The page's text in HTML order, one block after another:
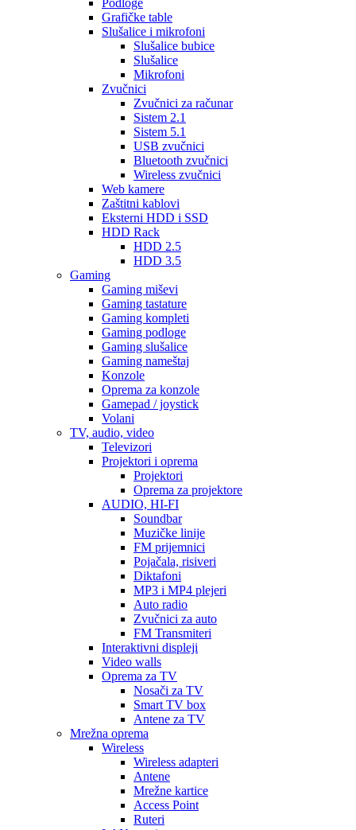
Podloge
Grafičke table
Slušalice i mikrofoni
Slušalice bubice
Slušalice
Mikrofoni
Zvučnici
Zvučnici za računar
Sistem 2.1
Sistem 5.1
USB zvučnici
Bluetooth zvučnici
Wireless zvučnici
Web kamere
Zaštitni kablovi
Eksterni HDD i SSD
HDD Rack
HDD 2.5
HDD 3.5
Gaming
Gaming miševi
Gaming tastature
Gaming kompleti
Gaming podloge
Gaming slušalice
Gaming nameštaj
Konzole
Oprema za konzole
Gamepad / joystick
Volani
TV, audio, video
Televizori
Projektori i oprema
Projektori
Oprema za projektore
AUDIO, HI-FI
Soundbar
Muzičke linije
FM prijemnici
Pojačala, risiveri
Diktafoni
MP3 i MP4 plejeri
Auto radio
Zvučnici za auto
FM Transmiteri
Interaktivni displeji
Video walls
Oprema za TV
Nosači za TV
Smart TV box
Antene za TV
Mrežna oprema
Wireless
Wireless adapteri
Antene
Mrežne kartice
Access Point
Ruteri